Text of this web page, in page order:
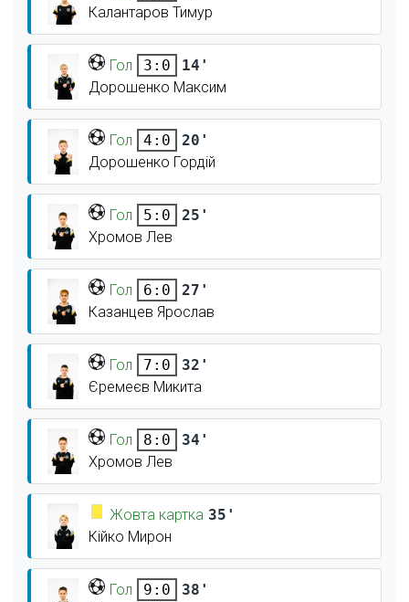
Калантаров Тимур
Гол 3:0
14'
Дорошенко Максим
Гол 4:0
20'
Дорошенко Гордій
Гол 5:0
25'
Хромов Лев
Гол 6:0
27'
Казанцев Ярослав
Гол 7:0
32'
Єремеєв Микита
Гол 8:0
34'
Хромов Лев
Жовта картка 35'
Кійко Мирон
Гол 9:0
38'